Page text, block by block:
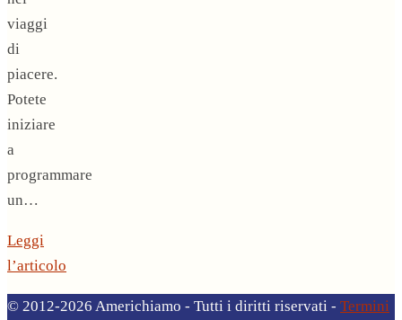
viaggi
di
piacere.
Potete
iniziare
a
programmare
un…
Leggi
l’articolo
© 2012-2026 Americhiamo - Tutti i diritti riservati - Termini